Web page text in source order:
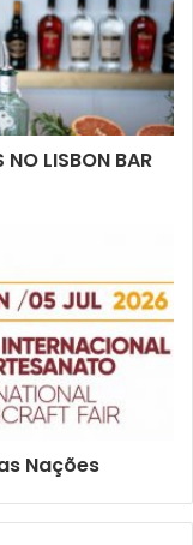
22h30
NO LISBON BAR
Nações